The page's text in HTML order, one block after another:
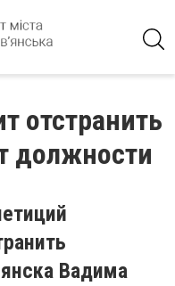
отстранить
должности
Вадима